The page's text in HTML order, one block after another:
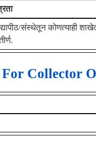
संस्थेतून कोणत्याही
Collector